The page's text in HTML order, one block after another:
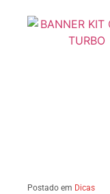
Postado em Dicas